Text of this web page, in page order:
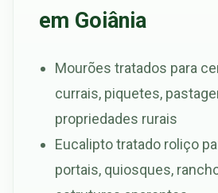
em Goiânia
Mourões tratados para
currais, piquetes,
propriedades rurais
Eucalipto tratado roliço
portais, quiosques,